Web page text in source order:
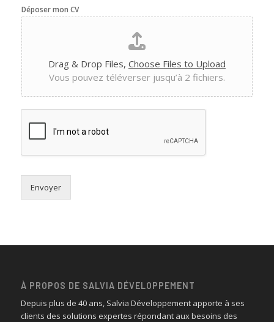
Déposer mon CV
Drag & Drop Files, Choose Files to Upload
Vous pouvez téléverser jusqu’à 2 fichiers.
Envoyer
À PROPOS DE SALVIA DÉVELOPPEMENT
Depuis plus de 40 ans, Salvia Développement apporte à ses
clients des solutions expertes répondant aux besoins des